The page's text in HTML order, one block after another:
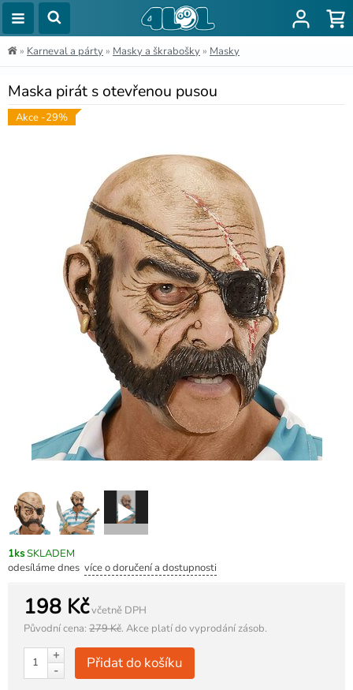
» Karneval a párty » Masky a škrabošky » Masky
Maska pirát s otevřenou pusou
Akce -29%
1ksSKLADEM
odesíláme dnes více o doručení a dostupnosti
198 Kčvčetně DPH
Původní cena: 279 Kč. Akce platí do vyprodání zásob.
+
-
Přidat do košíku